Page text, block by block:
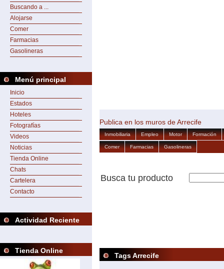
Buscando a ...
Alojarse
Comer
Farmacias
Gasolineras
Menú principal
Inicio
Estados
Hoteles
Fotografías
Videos
Noticias
Tienda Online
Chats
Cartelera
Contacto
Actividad Reciente
Tienda Online
Publica en los muros de Arrecife
Inmobiliaria Empleo Motor Formación
Comer Farmacias Gasolineras
Busca tu producto
Tags Arrecife